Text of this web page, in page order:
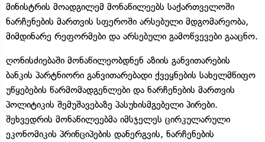
მინისტრის მოადგილემ მონაწილეებს საქართველოში
ნარჩენების მართვის სფეროში არსებული მდგომარეობა,
მიმდინარე რეფორმები და არსებული გამოწვევები გააცნო.
ღონისძიებაში მონაწილეობდნენ აზიის განვითარების
ბანკის პარტნიორი განვითარებადი ქვეყნების სახელმწიფო
უწყებების წარმომადგენლები და ნარჩენების მართვის
პოლიტიკის შემუშავებაზე პასუხისმგებელი პირები.
შეხვედრის მონაწილეებმა იმსჯელეს ცირკულარული
ეკონომიკის პრინციპების დანერგვის, ნარჩენების